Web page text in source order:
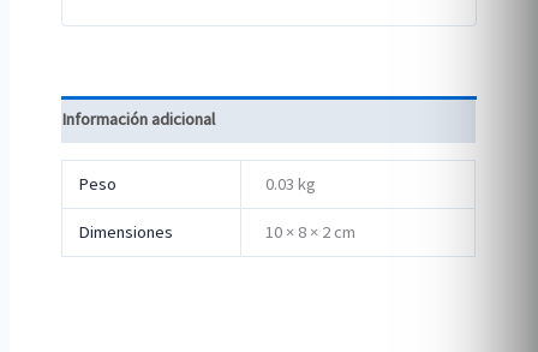
Información adicional
Peso 0.03 kg
Dimensiones 10 × 8 × 2 cm